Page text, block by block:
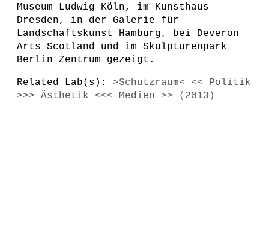
Museum Ludwig Köln, im Kunsthaus
Dresden, in der Galerie für
Landschaftskunst Hamburg, bei Deveron
Arts Scotland und im Skulpturenpark
Berlin_Zentrum gezeigt.
Related Lab(s): >Schutzraum< << Politik
>>> Ästhetik <<< Medien >> (2013)